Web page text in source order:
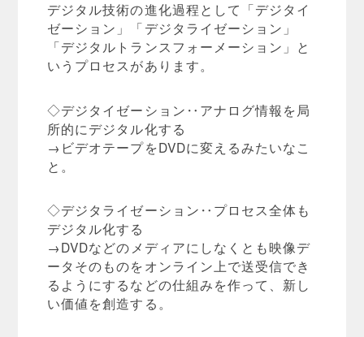
デジタル技術の進化過程として「デジタイ
ゼーション」「デジタライゼーション」
「デジタルトランスフォーメーション」と
いうプロセスがあります。
◇デジタイゼーション‥アナログ情報を局
所的にデジタル化する
→ビデオテープをDVDに変えるみたいなこ
と。
◇デジタライゼーション‥プロセス全体も
デジタル化する
→DVDなどのメディアにしなくとも映像デ
ータそのものをオンライン上で送受信でき
るようにするなどの仕組みを作って、新し
い価値を創造する。